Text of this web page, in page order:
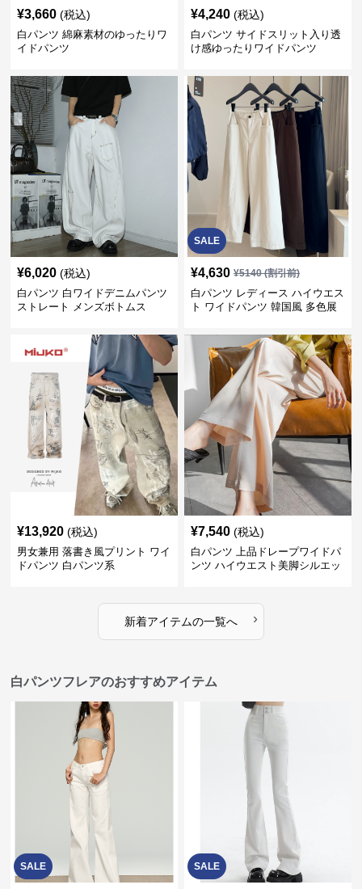
¥3,660 (税込)
白パンツ 綿麻素材のゆったりワ
イドパンツ
¥4,240 (税込)
白パンツ サイドスリット入り透
け感ゆったりワイドパンツ
¥6,020 (税込)
白パンツ 白ワイドデニムパンツ
ストレート メンズボトムス
SALE
¥4,630 ¥5140(割引前)
白パンツ レディース ハイウエス
ト ワイドパンツ 韓国風 多色展
¥13,920 (税込)
男女兼用 落書き風プリント ワイ
ドパンツ 白パンツ系
¥7,540 (税込)
白パンツ 上品ドレープワイドパ
ンツ ハイウエスト美脚シルエッ
新着アイテムの一覧へ ›
白パンツフレアのおすすめアイテム
SALE SALE